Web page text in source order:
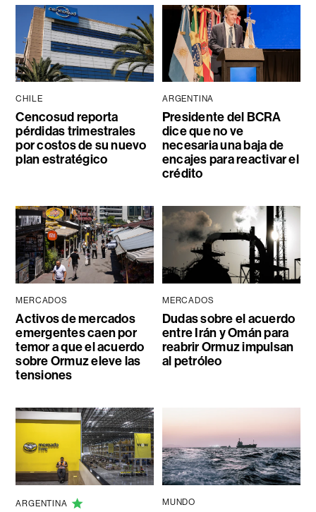
CHILE
Cencosud reporta
pérdidas trimestrales
por costos de su nuevo
plan estratégico
ARGENTINA
Presidente del BCRA
dice que no ve
necesaria una baja de
encajes para reactivar el
crédito
MERCADOS
Activos de mercados
emergentes caen por
temor a que el acuerdo
sobre Ormuz eleve las
tensiones
MERCADOS
Dudas sobre el acuerdo
entre Irán y Omán para
reabrir Ormuz impulsan
al petróleo
ARGENTINA MUNDO